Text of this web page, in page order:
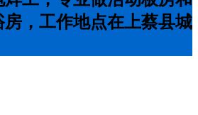
，工作地点在上蔡县城